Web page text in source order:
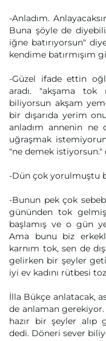
-Anladım.
Buna şöyle de
iğne batırıyorsun"
kendime batırmışım
-Güzel ifade ettin
aradı. "akşama tok
biliyorsun akşam
bir dışarıda yerim
anladım annenin ne
uğraşmak
"ne demek
-Dün çok yorulmuştu
-Bunun pek çok
gününden tok
başlamış ve o gün
Ama bunu biz
karnım tok, sen de
gelirken bir şeyler
iyi ev kadını rütbesi
İlla Bükçe anlatacak,
de anlaman
hazır bir şeyler alıp
dedi. Döneri sever